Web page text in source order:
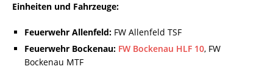
Einheiten und Fahrzeuge:
Feuerwehr Allenfeld: FW Allenfeld TSF
Feuerwehr Bockenau: FW Bockenau HLF 10, FW
Bockenau MTF